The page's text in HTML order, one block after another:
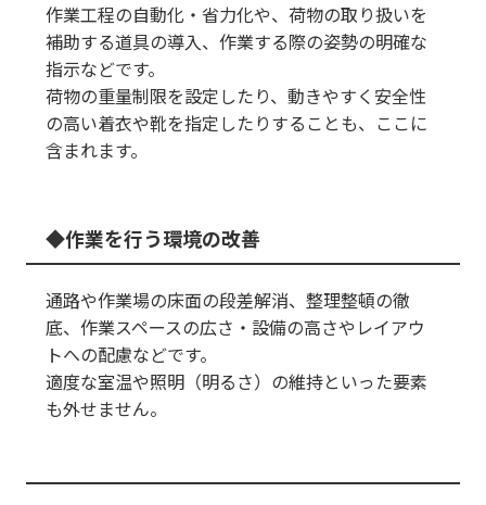
作業工程の自動化・省力化や、荷物の取り扱いを
補助する道具の導入、作業する際の姿勢の明確な
指示などです。
荷物の重量制限を設定したり、動きやすく安全性
の高い着衣や靴を指定したりすることも、ここに
含まれます。
作業を行う環境の改善
通路や作業場の床面の段差解消、整理整頓の徹
底、作業スペースの広さ・設備の高さやレイアウ
トへの配慮などです。
適度な室温や照明（明るさ）の維持といった要素
も外せません。